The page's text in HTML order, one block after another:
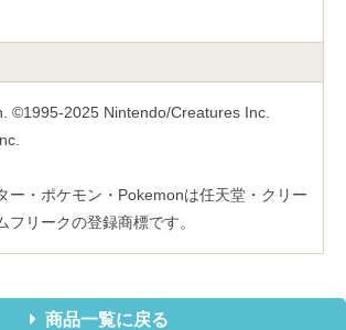
©1995-2025 Nintendo/Creatures Inc.
ー・ポケモン・Pokemonは任天堂・クリー
フリークの登録商標です。
商品一覧に戻る